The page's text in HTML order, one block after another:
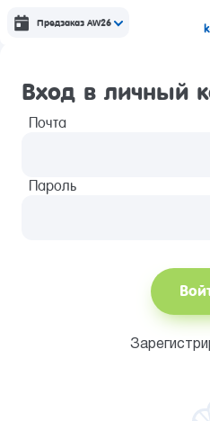
Предзаказ AW26
Вход в личный
Почта
Пароль